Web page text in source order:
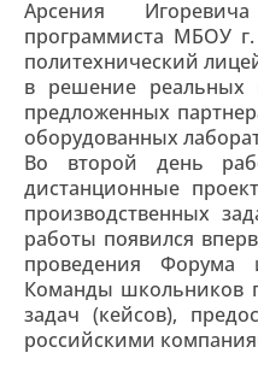
Арсения
программиста МБОУ
политехнический
в решение реальных
предложенных
оборудованных
Во второй день
дистанционные
производственных
работы появился
проведения Форума
Команды школьников
задач (кейсов),
российскими